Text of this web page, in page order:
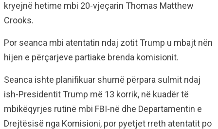
kryejnë hetime mbi 20-vjeçarin Thomas Matthew
Crooks.
Por seanca mbi atentatin ndaj zotit Trump u mbajt nën
hijen e përçarjeve partiake brenda komisionit.
Seanca ishte planifikuar shumë përpara sulmit ndaj
ish-Presidentit Trump më 13 korrik, në kuadër të
mbikëqyrjes rutinë mbi FBI-në dhe Departamentin e
Drejtësisë nga Komisioni, por pyetjet rreth atentatit po